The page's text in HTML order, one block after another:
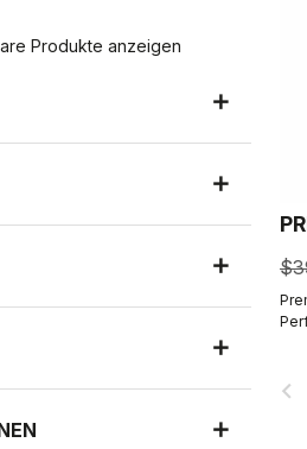
Produkte anzeigen
navigate_before